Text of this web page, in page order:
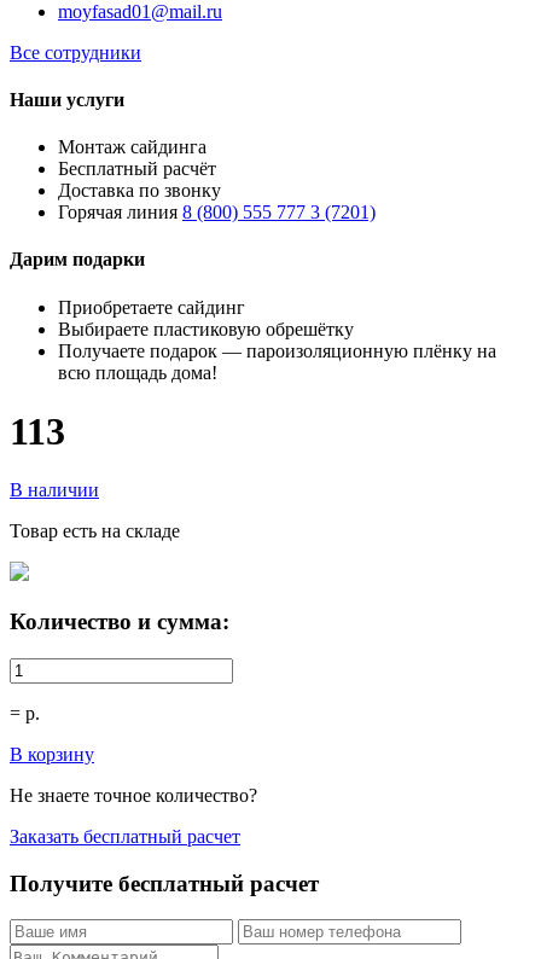
moyfasad01@mail.ru
Все сотрудники
Наши услуги
Монтаж сайдинга
Бесплатный расчёт
Доставка по звонку
Горячая линия 8 (800) 555 777 3 (7201)
Дарим подарки
Приобретаете сайдинг
Выбираете пластиковую обрешётку
Получаете подарок — пароизоляционную плёнку на
всю площадь дома!
113
В наличии
Товар есть на складе
Количество и сумма:
= р.
В корзину
Не знаете точное количество?
Заказать бесплатный расчет
Получите бесплатный расчет